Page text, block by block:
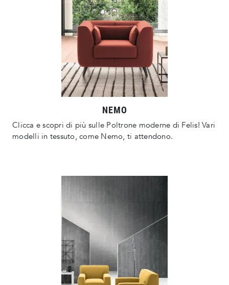
NEMO
Clicca e scopri di più sulle Poltrone moderne di Felis! Vari
modelli in tessuto, come Nemo, ti attendono.